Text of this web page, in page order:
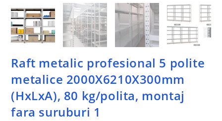
Raft metalic profesional 5 polite
metalice 2000X6210X300mm
(HxLxA), 80 kg/polita, montaj
fara suruburi 1